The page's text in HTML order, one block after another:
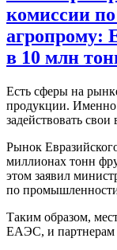
комиссии
агропрому:
в 10 млн
Есть сферы на
продукции. Именно
задействовать
Рынок
миллионах тонн
этом заявил
по
Таким образом,
ЕАЭС, и партнерам